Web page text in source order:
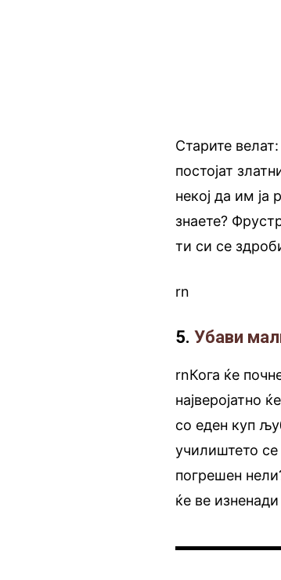
Старите
постојат
некој да им ја
знаете?
ти си се
rn
5.Убави
rnКога ќе
најверојатно
со еден куп
училиштето
погрешен
ќе ве